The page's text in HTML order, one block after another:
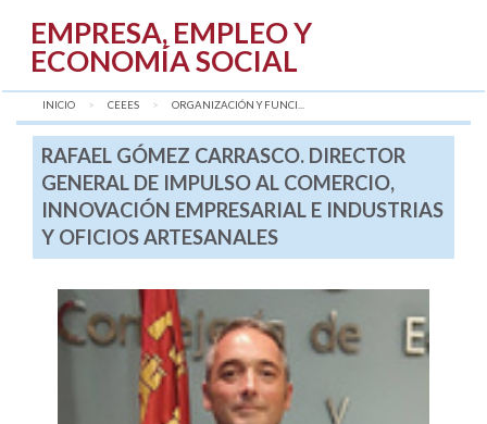
EMPRESA, EMPLEO Y
ECONOMÍA SOCIAL
INICIO CEEES AQUÍ:
ORGANIZACIÓN Y FUNCI...
RAFAEL GÓMEZ CARRASCO. DIRECTOR
GENERAL DE IMPULSO AL COMERCIO,
INNOVACIÓN EMPRESARIAL E INDUSTRIAS
Y OFICIOS ARTESANALES